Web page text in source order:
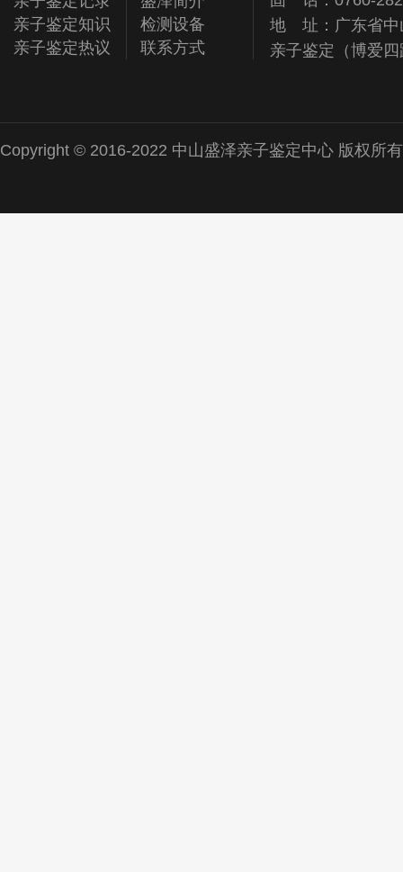
亲子鉴定知识
亲子鉴定热议
检测设备
联系方式
地 址：广东省中
亲子鉴定（博爱
Copyright © 2016-2022 中山盛泽亲子鉴定中心 版权所